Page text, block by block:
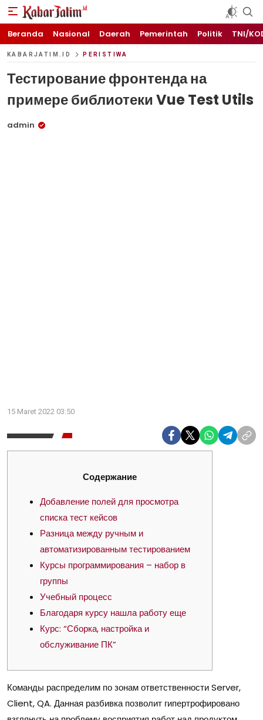
KABARJATIM.id
Kabar Jawa timuran
Beranda Nasional Daerah Pemerintah Politik TNI/
KABARJATIM.ID PERISTIWA
Тестирование фронтенда на
примере библиотеки Vue Test Utils
admin
15 Maret 2022 03:50
Содержание
Добавление полей для просмотра
списка тест кейсов
Разница между ручным и
автоматизированным тестированием
Курсы программирования – набор в
группы
Учебный процесс
Благодаря курсу нашла работу еще
Курс: “Сборка, настройка и
обслуживание ПК”
Команды распределим по зонам ответственности Server,
Client, QA. Данная разбивка позволит гипертрофировано